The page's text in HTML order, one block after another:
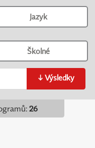
Jazyk
Školné
↓ Výsledky
: 26